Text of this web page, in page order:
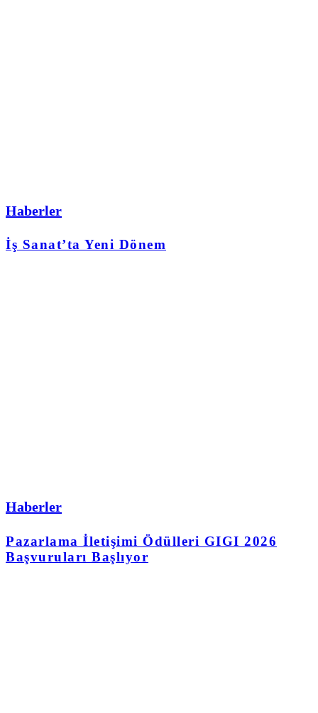
Haberler
İş Sanat’ta Yeni Dönem
Haberler
Pazarlama İletişimi Ödülleri GIGI 2026
Başvuruları Başlıyor